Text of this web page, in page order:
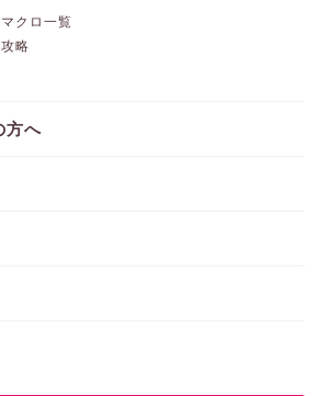
クロ一覧
略
方へ